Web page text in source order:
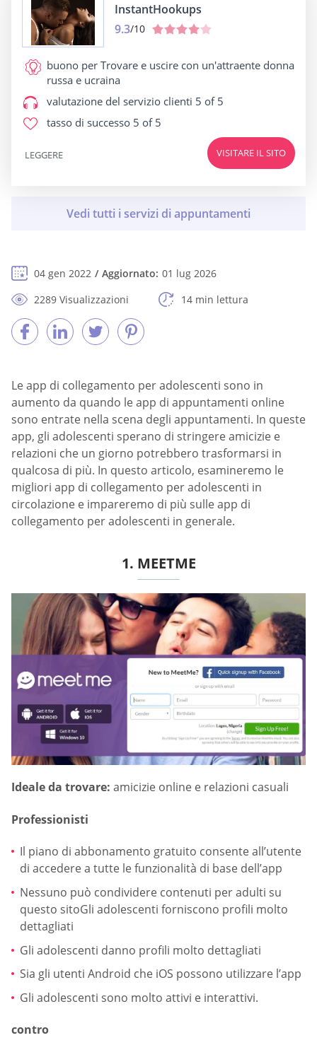
InstantHookups
9.3/10
buono per Trovare e uscire con un'attraente donna
russa e ucraina
valutazione del servizio clienti 5 of 5
tasso di successo 5 of 5
VISITARE IL SITO
LEGGERE
04 gen 2022 Aggiornato: 01 lug 2026
2289 Visualizzazioni
14 min lettura
Le app di collegamento per adolescenti sono in
aumento da quando le app di appuntamenti online
sono entrate nella scena degli appuntamenti. In queste
app, gli adolescenti sperano di stringere amicizie e
relazioni che un giorno potrebbero trasformarsi in
qualcosa di più. In questo articolo, esamineremo le
migliori app di collegamento per adolescenti in
circolazione e impareremo di più sulle app di
collegamento per adolescenti in generale.
1. MEETME
Ideale da trovare: amicizie online e relazioni casuali
Professionisti
Il piano di abbonamento gratuito consente all’utente
di accedere a tutte le funzionalità di base dell’app
Nessuno può condividere contenuti per adulti su
questo sitoGli adolescenti forniscono profili molto
dettagliati
Gli adolescenti danno profili molto dettagliati
Sia gli utenti Android che iOS possono utilizzare l’app
Gli adolescenti sono molto attivi e interattivi.
contro